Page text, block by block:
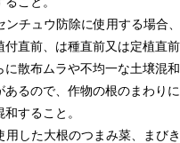
ンチュウ防除に使用する場合
付直前、は種直前又は定植直
に散布ムラや不均一な土壌混
あるので、作物の根のまわり
すること。
用した大根のつまみ菜、まび